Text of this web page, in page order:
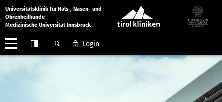
Universitätsklinik für Hals-, Nasen- und
Ohrenheilkunde
Medizinische Universität Innsbruck
Login